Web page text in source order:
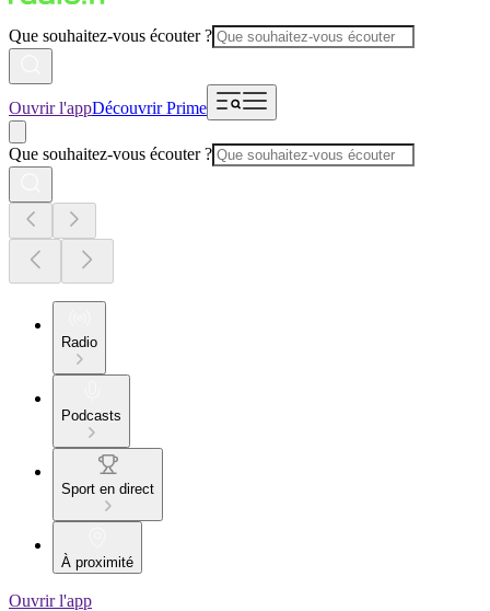
Que souhaitez-vous écouter ?
Ouvrir l'appDécouvrir Prime
Que souhaitez-vous écouter ?
Radio
Podcasts
Sport en direct
À proximité
Ouvrir l'app